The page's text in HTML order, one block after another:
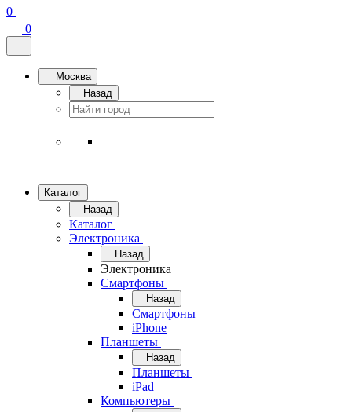
0
0
Москва
Назад
Каталог
Назад
Каталог
Электроника
Назад
Электроника
Смартфоны
Назад
Смартфоны
iPhone
Планшеты
Назад
Планшеты
iPad
Компьютеры